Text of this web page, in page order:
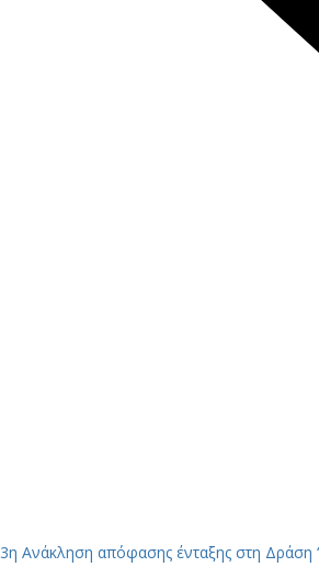
3η Ανάκληση απόφασης ένταξης στη